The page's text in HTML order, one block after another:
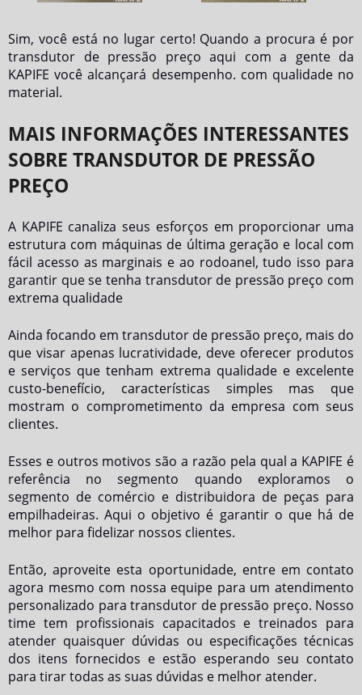
Sim, você está no lugar certo! Quando a procura é por
transdutor de pressão preço aqui com a gente da
KAPIFE você alcançará desempenho. com qualidade no
material.
MAIS INFORMAÇÕES INTERESSANTES
SOBRE TRANSDUTOR DE PRESSÃO
PREÇO
A KAPIFE canaliza seus esforços em proporcionar uma
estrutura com máquinas de última geração e local com
fácil acesso as marginais e ao rodoanel, tudo isso para
garantir que se tenha transdutor de pressão preço com
extrema qualidade
Ainda focando em transdutor de pressão preço, mais do
que visar apenas lucratividade, deve oferecer produtos
e serviços que tenham extrema qualidade e excelente
custo-benefício, características simples mas que
mostram o comprometimento da empresa com seus
clientes.
Esses e outros motivos são a razão pela qual a KAPIFE é
referência no segmento quando exploramos o
segmento de comércio e distribuidora de peças para
empilhadeiras. Aqui o objetivo é garantir o que há de
melhor para fidelizar nossos clientes.
Então, aproveite esta oportunidade, entre em contato
agora mesmo com nossa equipe para um atendimento
personalizado para transdutor de pressão preço. Nosso
time tem profissionais capacitados e treinados para
atender quaisquer dúvidas ou especificações técnicas
dos itens fornecidos e estão esperando seu contato
para tirar todas as suas dúvidas e melhor atender.